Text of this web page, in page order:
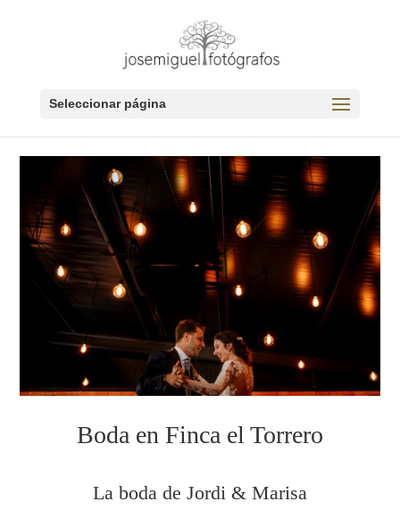
Seleccionar página
Boda en Finca el Torrero
La boda de Jordi & Marisa